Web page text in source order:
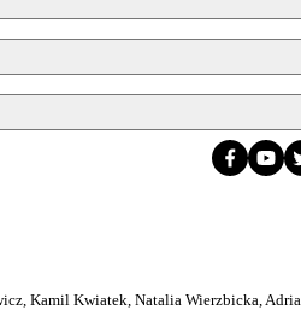
Kamil Kwiatek, Natalia Wierzbicka,